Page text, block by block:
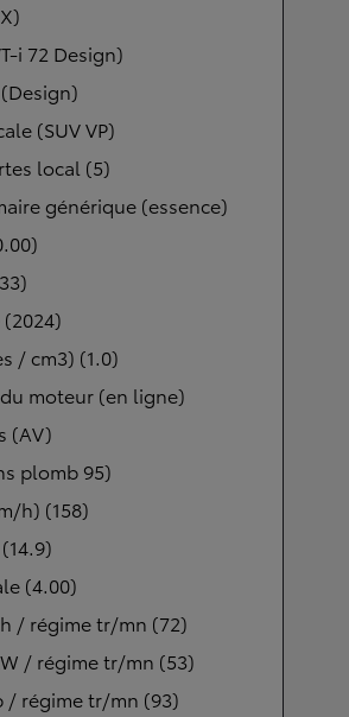
i 72 Design)
(SUV VP)
local (5)
générique (essence)
/ cm3) (1.0)
moteur (en ligne)
(AV)
plomb 95)
h) (158)
(4.00)
/ régime tr/mn (72)
/ régime tr/mn (53)
/ régime tr/mn (93)